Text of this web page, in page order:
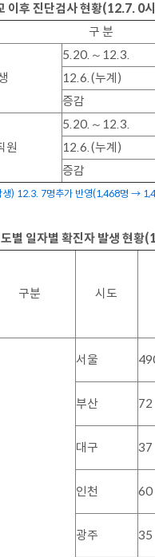
이후 진단검사 현황(12.7. 0
구 분
5.20. ～ 12.3.
12.6.(누계)
증감
원
5.20. ～ 12.3.
12.6.(누계)
증감
) 12.3. 7명추가 반영(1,468명 →
도별 일자별 확진자 발생 현황
구분 시도
서울
부산 72
대구 37
인천 60
광주 35